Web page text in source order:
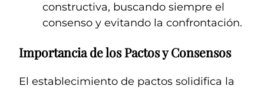
constructiva, buscando siempre el
consenso y evitando la confrontación.
Importancia de los Pactos y Consensos
El establecimiento de pactos solidifica la